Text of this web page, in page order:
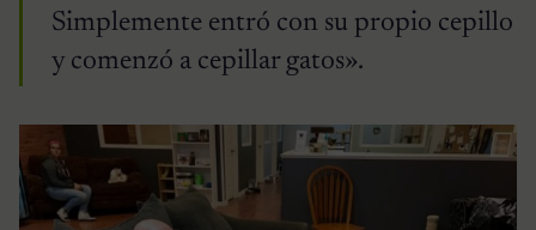
Simplemente entró con su propio cepillo
y comenzó a cepillar gatos».